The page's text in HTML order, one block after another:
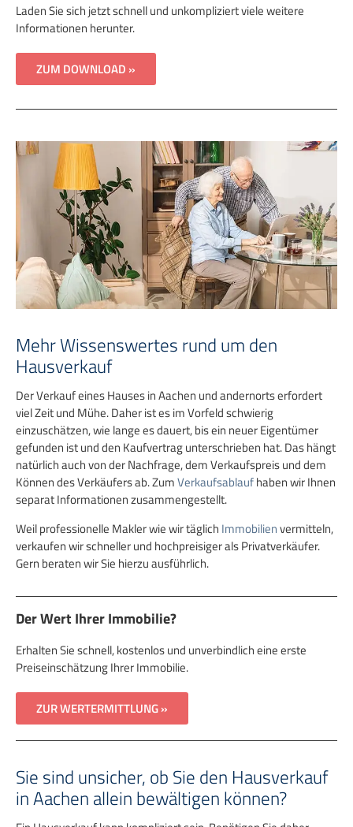
Laden Sie sich jetzt schnell und unkompliziert viele weitere
Informationen herunter.
ZUM DOWNLOAD »
Mehr Wissenswertes rund um den
Hausverkauf
Der Verkauf eines Hauses in Aachen und andernorts erfordert
viel Zeit und Mühe. Daher ist es im Vorfeld schwierig
einzuschätzen, wie lange es dauert, bis ein neuer Eigentümer
gefunden ist und den Kaufvertrag unterschrieben hat. Das hängt
natürlich auch von der Nachfrage, dem Verkaufspreis und dem
Können des Verkäufers ab. ZumVerkaufsablaufhaben wir Ihnen
separat Informationen zusammengestellt.
Weil professionelle Makler wie wir täglich Immobilienvermitteln,
verkaufen wir schneller und hochpreisiger als Privatverkäufer.
Gern beraten wir Sie hierzu ausführlich.
Der Wert Ihrer Immobilie?
Erhalten Sie schnell, kostenlos und unverbindlich eine erste
Preiseinschätzung Ihrer Immobilie.
ZUR WERTERMITTLUNG »
Sie sind unsicher, ob Sie den Hausverkauf
in Aachen allein bewältigen können?